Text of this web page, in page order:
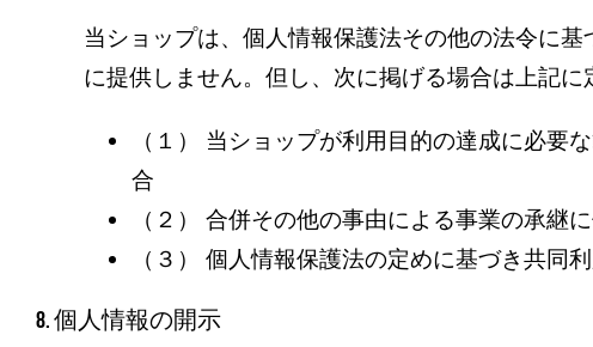
当ショップは、個人情報保護法その他の法令に
に提供しません。但し、次に掲げる場合は上記に
（１） 当ショップが利用目的の達成に必
合
（２） 合併その他の事由による事業の承継
（３） 個人情報保護法の定めに基づき共同
8. 個人情報の開示